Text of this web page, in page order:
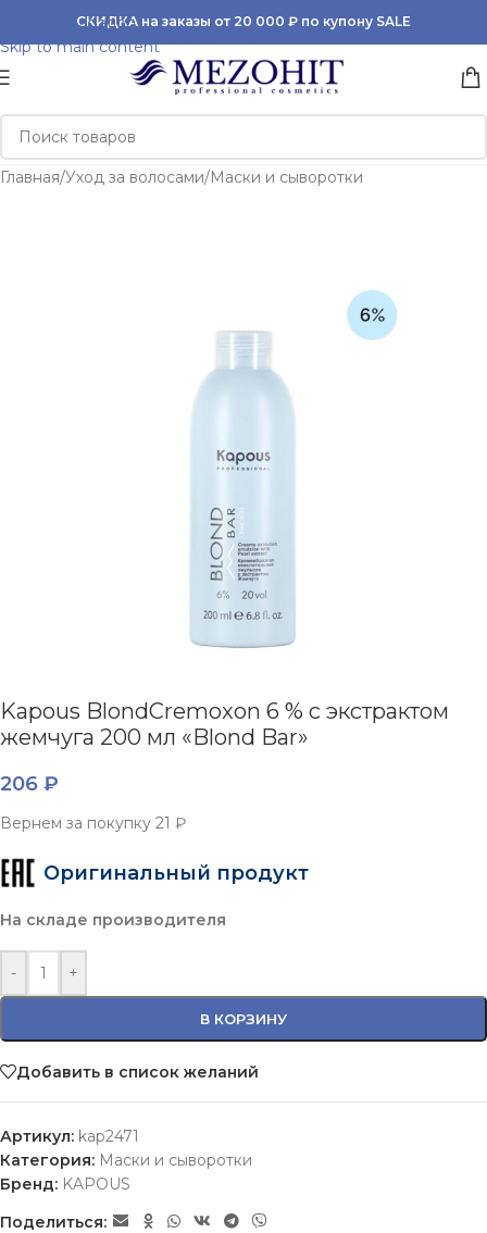
Skip to navigation
Skip to main content
СКИДКА на заказы от 20 000 ₽ по купону SALE
Главная/Уход за волосами/Маски и сыворотки
Kapous BlondCremoxon 6 % с экстрактом
жемчуга 200 мл «Blond Bar»
206 ₽
Вернем за покупку 21 ₽
Оригинальный продукт
На складе производителя
- +
В КОРЗИНУ
Добавить в список желаний
Артикул: kap2471
Категория: Маски и сыворотки
Бренд: KAPOUS
Поделиться: